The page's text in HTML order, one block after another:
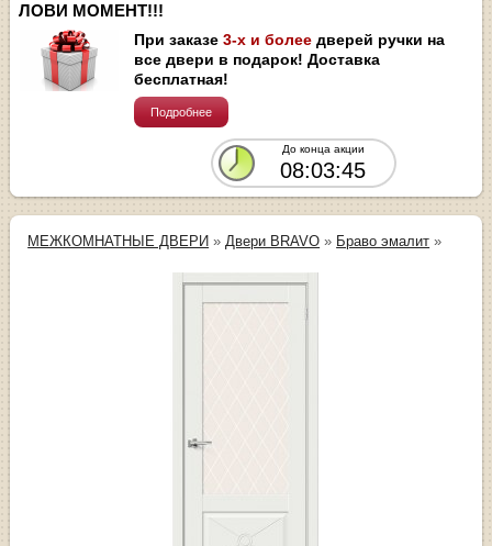
ЛОВИ МОМЕНТ!!!
При заказе3-х и более дверей ручки на
все двери в подарок! Доставка
бесплатная!
Подробнее
До конца акции
08:03:45
МЕЖКОМНАТНЫЕ ДВЕРИ » Двери BRAVO » Браво эмалит »